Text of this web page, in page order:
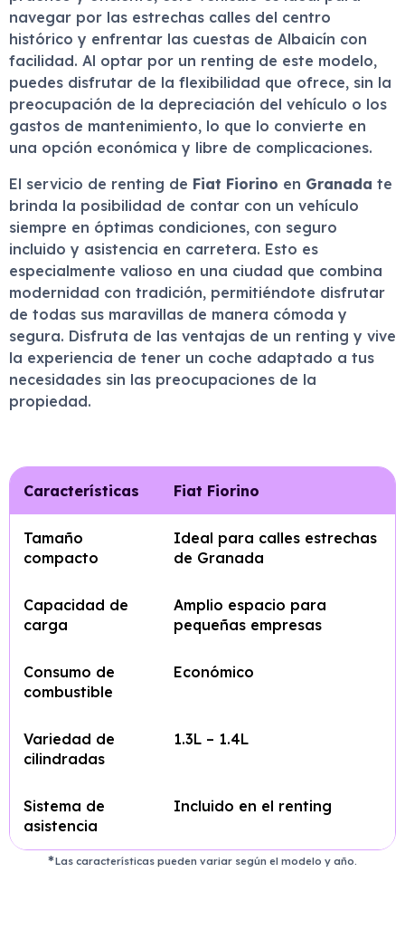
navegar por las estrechas calles del centro
histórico y enfrentar las cuestas de Albaicín con
facilidad. Al optar por un renting de este modelo,
puedes disfrutar de la flexibilidad que ofrece, sin la
preocupación de la depreciación del vehículo o los
gastos de mantenimiento, lo que lo convierte en
una opción económica y libre de complicaciones.
El servicio de renting de Fiat Fiorino en Granada te
brinda la posibilidad de contar con un vehículo
siempre en óptimas condiciones, con seguro
incluido y asistencia en carretera. Esto es
especialmente valioso en una ciudad que combina
modernidad con tradición, permitiéndote disfrutar
de todas sus maravillas de manera cómoda y
segura. Disfruta de las ventajas de un renting y vive
la experiencia de tener un coche adaptado a tus
necesidades sin las preocupaciones de la
propiedad.
Características Fiat Fiorino
Tamaño
compacto
Ideal para calles estrechas
de Granada
Capacidad de
carga
Amplio espacio para
pequeñas empresas
Consumo de
combustible
Económico
Variedad de
cilindradas
1.3L – 1.4L
Sistema de
asistencia
Incluido en el renting
Las características pueden variar según el modelo y año.